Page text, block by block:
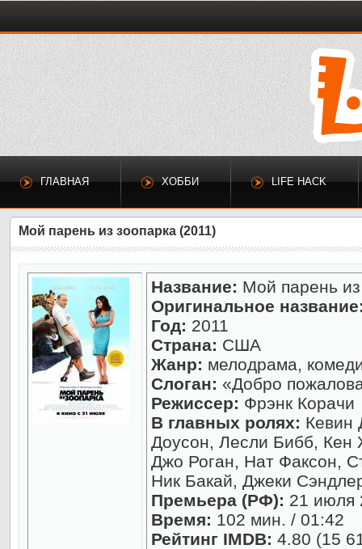
ГЛАВНАЯ ХОББИ LIFE HACK
Мой парень из зоопарка (2011)
Название: Мой парень
Оригинальное
Год: 2011
Страна: США
Жанр: мелодрама,
Слоган: «Добро
Режиссер: Фрэнк Корачи
В главных ролях: Кевин
Доусон, Лесли Бибб, Кен
Джо Роган, Нат Факсон,
Ник Бакай, Джеки
Премьера (РФ): 21 июля
Время: 102 мин. / 01:42
Рейтинг IMDB: 4.80 (15